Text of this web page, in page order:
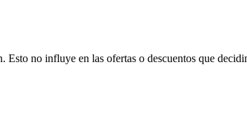
Esto no influye en las ofertas o descuentos que